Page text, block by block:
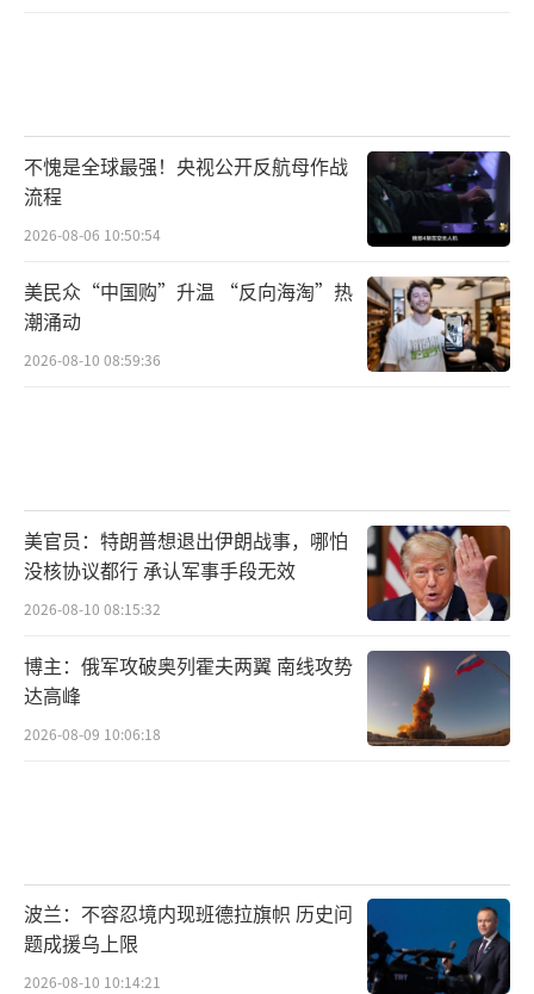
不愧是全球最强！央视公开反航母作战
流程
2026-08-06 10:50:54
美民众“中国购”升温 “反向海淘”热
潮涌动
2026-08-10 08:59:36
美官员：特朗普想退出伊朗战事，哪怕
没核协议都行 承认军事手段无效
2026-08-10 08:15:32
博主：俄军攻破奥列霍夫两翼 南线攻势
达高峰
2026-08-09 10:06:18
波兰：不容忍境内现班德拉旗帜 历史问
题成援乌上限
2026-08-10 10:14:21